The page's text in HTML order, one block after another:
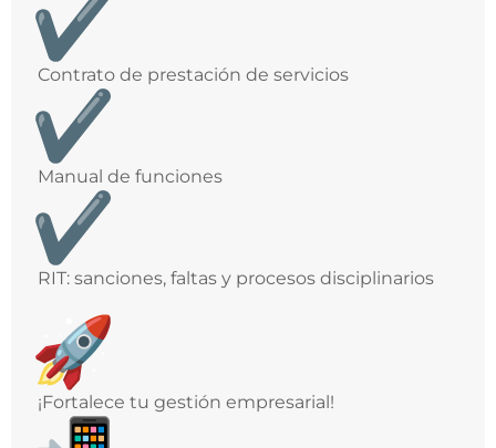
Contrato de prestación de servicios
Manual de funciones
RIT: sanciones, faltas y procesos disciplinarios
¡Fortalece tu gestión empresarial!